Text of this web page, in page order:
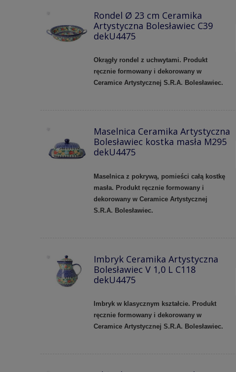
Rondel Ø 23 cm Ceramika
Artystyczna Bolesławiec C39
dekU4475
Okrągły rondel z uchwytami. Produkt
ręcznie formowany i dekorowany w
Ceramice Artystycznej S.R.A. Bolesławiec.
Maselnica Ceramika Artystyczna
Bolesławiec kostka masła M295
dekU4475
Maselnica z pokrywą, pomieści całą kostkę
masła. Produkt ręcznie formowany i
dekorowany w Ceramice Artystycznej
S.R.A. Bolesławiec.
Imbryk Ceramika Artystyczna
Bolesławiec V 1,0 L C118
dekU4475
Imbryk w klasycznym kształcie. Produkt
ręcznie formowany i dekorowany w
Ceramice Artystycznej S.R.A. Bolesławiec.